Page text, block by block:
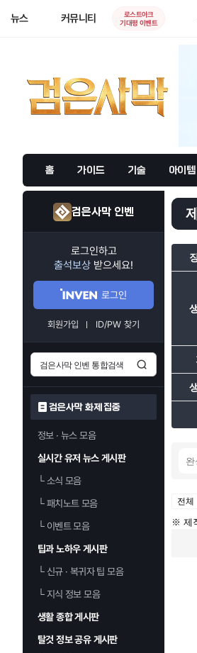
뉴스 커뮤니티
로스트아크
기대평 이벤트
홈 가이드 기술 아이템
검은사막 인벤
로그인하고
출석보상 받으세요!
로그인
회원가입 ID/PW 찾기
검은사막 화제 집중
정보 · 뉴스 모음
실시간 유저 뉴스 게시판
└소식 모음
└패치노트 모음
└이벤트 모음
팁과 노하우 게시판
└신규 · 복귀자 팁 모음
└지식 정보 모음
생활 종합 게시판
탈것 정보 공유 게시판
전체
※ 제